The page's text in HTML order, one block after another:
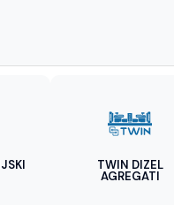
TWIN DIZEL
AGREGATI